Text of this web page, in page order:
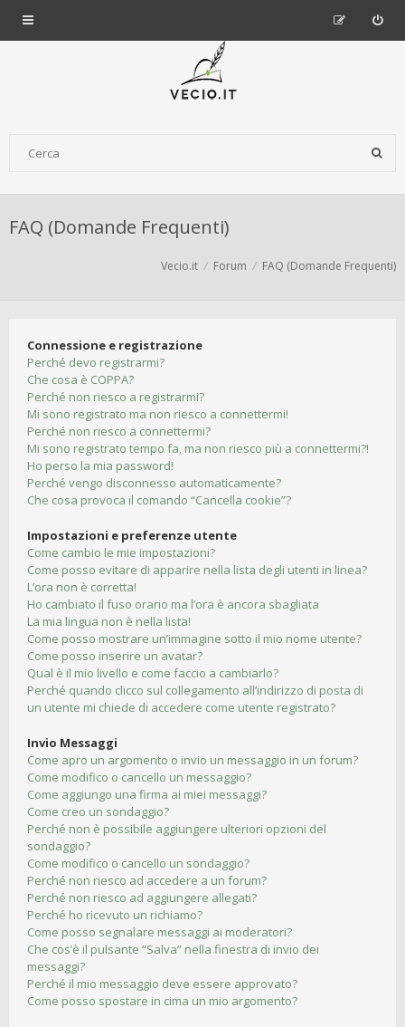
FAQ (Domande Frequenti)
Vecio.it Forum FAQ (Domande Frequenti)
Connessione e registrazione
Perché devo registrarmi?
Che cosa è COPPA?
Perché non riesco a registrarmi?
Mi sono registrato ma non riesco a connettermi!
Perché non riesco a connettermi?
Mi sono registrato tempo fa, ma non riesco più a connettermi?!
Ho perso la mia password!
Perché vengo disconnesso automaticamente?
Che cosa provoca il comando “Cancella cookie”?
Impostazioni e preferenze utente
Come cambio le mie impostazioni?
Come posso evitare di apparire nella lista degli utenti in linea?
L’ora non è corretta!
Ho cambiato il fuso orario ma l’ora è ancora sbagliata
La mia lingua non è nella lista!
Come posso mostrare un’immagine sotto il mio nome utente?
Come posso inserire un avatar?
Qual è il mio livello e come faccio a cambiarlo?
Perché quando clicco sul collegamento all’indirizzo di posta di
un utente mi chiede di accedere come utente registrato?
Invio Messaggi
Come apro un argomento o invio un messaggio in un forum?
Come modifico o cancello un messaggio?
Come aggiungo una firma ai miei messaggi?
Come creo un sondaggio?
Perché non è possibile aggiungere ulteriori opzioni del
sondaggio?
Come modifico o cancello un sondaggio?
Perché non riesco ad accedere a un forum?
Perché non riesco ad aggiungere allegati?
Perché ho ricevuto un richiamo?
Come posso segnalare messaggi ai moderatori?
Che cos’è il pulsante “Salva” nella finestra di invio dei
messaggi?
Perché il mio messaggio deve essere approvato?
Come posso spostare in cima un mio argomento?